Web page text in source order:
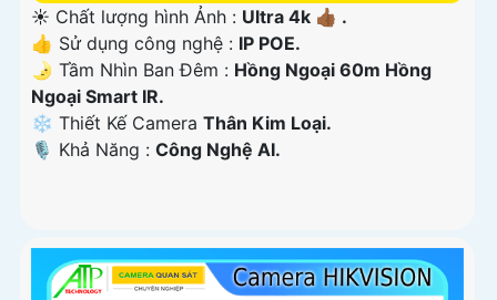
☀️ Chất lượng hình Ảnh : Ultra 4k 👍🏾 .
👍 Sử dụng công nghệ : IP POE.
🌛 Tầm Nhìn Ban Đêm : Hồng Ngoại 60m Hồng
Ngoại Smart IR.
❄ Thiết Kế Camera Thân Kim Loại.
️🎙 Khả Năng : Công Nghệ AI.